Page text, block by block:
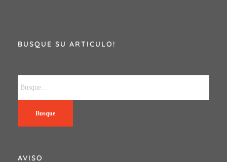
BUSQUE SU ARTICULO!
Busque
AVISO